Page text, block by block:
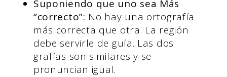
Suponiendo que uno sea Más
“correcto”: No hay una ortografía
más correcta que otra. La región
debe servirle de guía. Las dos
grafías son similares y se
pronuncian igual.